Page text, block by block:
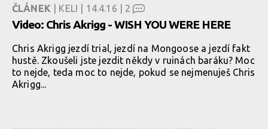
ČLÁNEK | KELI | 14.4.16 | 2
Video: Chris Akrigg - WISH YOU WERE HERE
Chris Akrigg jezdí trial, jezdí na Mongoose a jezdí fakt
hustě. Zkoušeli jste jezdit někdy v ruinách baráku? Moc
to nejde, teda moc to nejde, pokud se nejmenuješ Chris
Akrigg...